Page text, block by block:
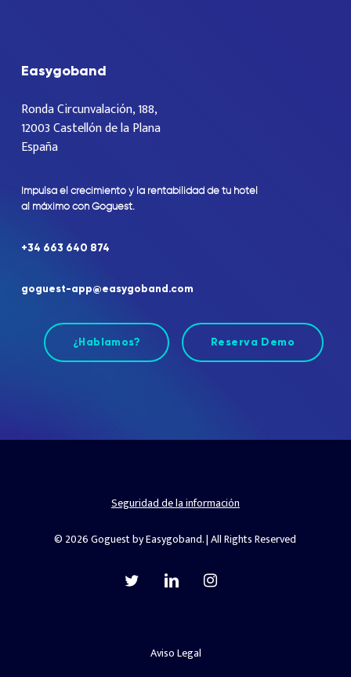
Easygoband
Ronda Circunvalación, 188,
12003 Castellón de la Plana
España
Impulsa el crecimiento y la rentabilidad de tu hotel
al máximo con Goguest.
+34 663 640 874
goguest-app@easygoband.com
¿Hablamos? Reserva Demo
Seguridad de la información
© 2026 Goguest by Easygoband. | All Rights Reserved
twitter linkedin instagram
Aviso Legal